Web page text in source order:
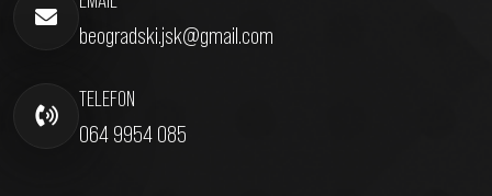
beogradski.jsk@gmail.com
TELEFON
064 9954 085